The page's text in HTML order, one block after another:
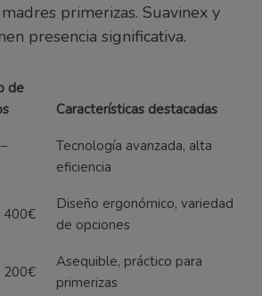
primerizas. Suavinex y
presencia significativa.
de
Características destacadas
Tecnología avanzada, alta
eficiencia
400€
Diseño ergonómico, variedad
de opciones
200€
Asequible, práctico para
primerizas